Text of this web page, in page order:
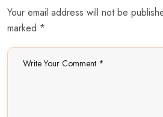
Your email address will not be
marked *